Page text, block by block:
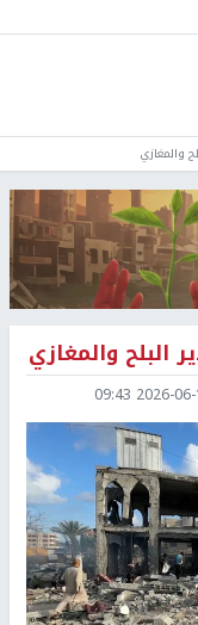
والمغازي
البلح والمغازي
2026-06-12